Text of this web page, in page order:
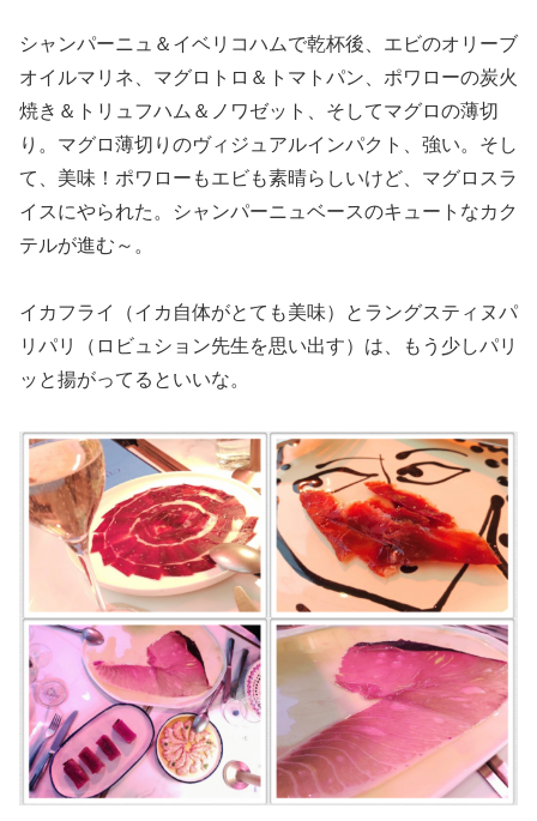
シャンパーニュ＆イベリコハムで乾杯後、エビのオリーブ
オイルマリネ、マグロトロ＆トマトパン、ポワローの炭火
焼き＆トリュフハム＆ノワゼット、そしてマグロの薄切
り。マグロ薄切りのヴィジュアルインパクト、強い。そし
て、美味！ポワローもエビも素晴らしいけど、マグロスラ
イスにやられた。シャンパーニュベースのキュートなカク
テルが進む～。
イカフライ（イカ自体がとても美味）とラングスティヌパ
リパリ（ロビュション先生を思い出す）は、もう少しパリ
ッと揚がってるといいな。